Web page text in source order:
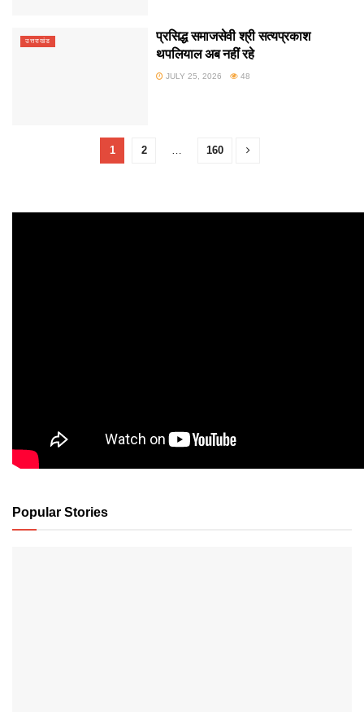
उत्तराखंड
प्रसिद्ध समाजसेवी श्री सत्यप्रकाश
थपलियाल अब नहीं रहे
JULY 25, 2026 48
1 2 160
Popular Stories